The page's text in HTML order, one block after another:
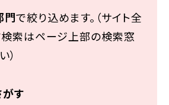
門で絞り込めます。（サイト全
索はページ上部の検索窓
）
がす